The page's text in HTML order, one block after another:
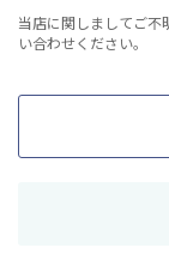
当店に関しましてご不
い合わせください。